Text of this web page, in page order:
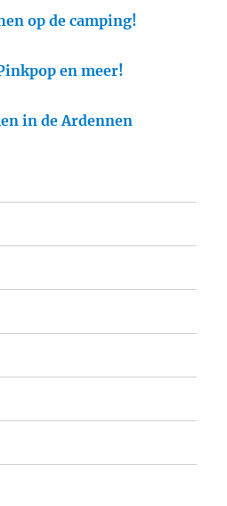
op de camping!
en meer!
in de Ardennen